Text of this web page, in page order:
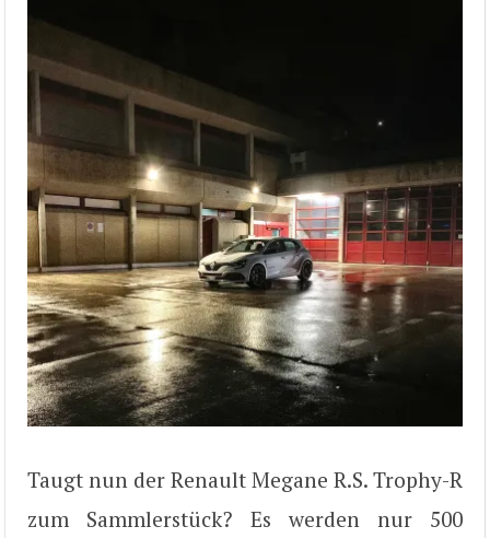
Taugt nun der Renault Megane R.S. Trophy-R
zum Sammlerstück? Es werden nur 500